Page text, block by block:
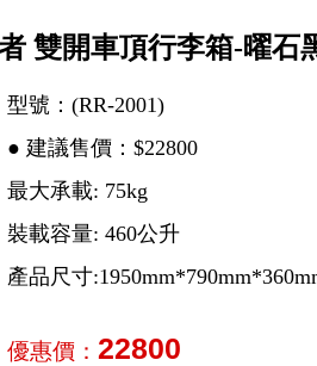
雙開車頂行李箱-曜石
型號：(RR-2001)
● 建議售價：$22800
最大承載: 75kg
裝載容量: 460公升
產品尺寸
優惠價：22800